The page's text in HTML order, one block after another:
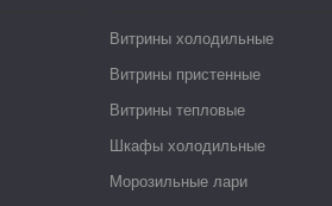
Витрины холодильные
Витрины пристенные
Витрины тепловые
Шкафы холодильные
Морозильные лари